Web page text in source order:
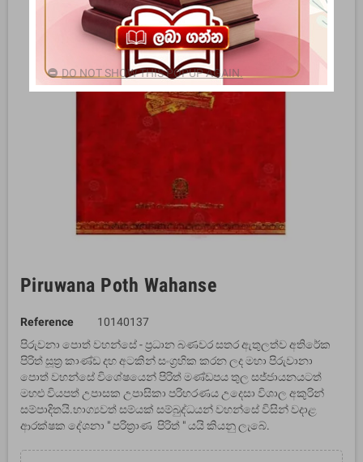
Piruwana Poth Wahanse
Reference
10140137
පිරුවනා පොත් වහන්සේ - ප්‍රධාන බණවර සතර ඇතුලත්ව අතිරේක
පිරිත් සූත්‍ර කාණ්ඩ දහ අටකින් සංග්‍රහික කරන ලද මහා පිරුවානා
පොත් වහන්සේ විශේෂයෙන් පිරිත් මණ්ඩපය තුල සජ්ජායනයටත්
මහළු වියපත් උපාසක උපාසිකා පරිහරණය උදෙසා විශාල අකුරින්
සම්පාදිතයි.භාග්‍යවත් සම්යක් සම්බුද්ධයන් වහන්සේ විසින් වදාළ
ආරක්ෂක දේශනා " පරිත්‍රාණ පිරිත් " යයි කියනු ලැබේ.
DO NOT SHOW THIS POPUP AGAIN.